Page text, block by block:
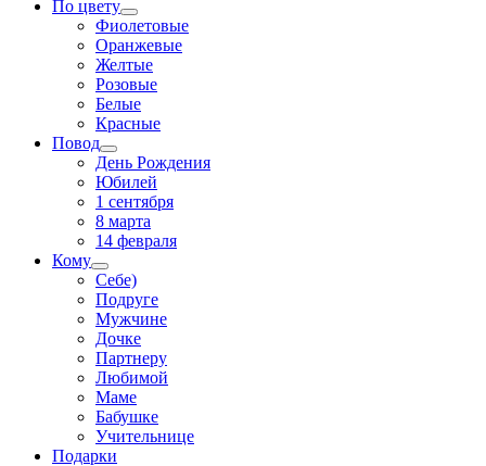
По цвету
Фиолетовые
Оранжевые
Желтые
Розовые
Белые
Красные
Повод
День Рождения
Юбилей
1 сентября
8 марта
14 февраля
Кому
Себе)
Подруге
Мужчине
Дочке
Партнеру
Любимой
Маме
Бабушке
Учительнице
Подарки